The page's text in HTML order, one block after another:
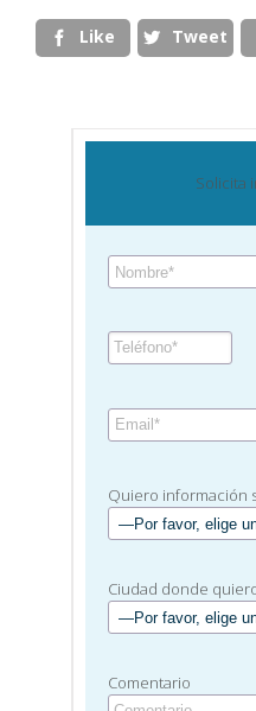
 Like  Tweet
Solicita
Quiero información
Ciudad donde
Comentario